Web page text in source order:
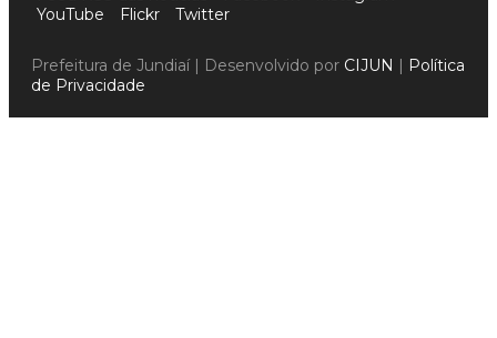
YouTube
Flickr Twitter
Prefeitura de Jundiaí | Desenvolvido por CIJUN | Política
de Privacidade